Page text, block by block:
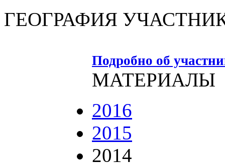
ГЕОГРАФИЯ
Подробно об
МАТЕРИАЛЫ
2016
2015
2014